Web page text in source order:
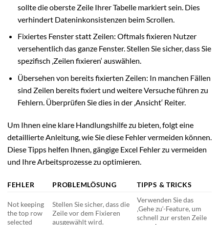
sollte die oberste Zeile Ihrer Tabelle markiert sein. Dies
verhindert Dateninkonsistenzen beim Scrollen.
Fixiertes Fenster statt Zeilen: Oftmals fixieren Nutzer
versehentlich das ganze Fenster. Stellen Sie sicher, dass Sie
spezifisch ‚Zeilen fixieren‘ auswählen.
Übersehen von bereits fixierten Zeilen: In manchen Fällen
sind Zeilen bereits fixiert und weitere Versuche führen zu
Fehlern. Überprüfen Sie dies in der ‚Ansicht‘ Reiter.
Um Ihnen eine klare Handlungshilfe zu bieten, folgt eine
detaillierte Anleitung, wie Sie diese Fehler vermeiden können.
Diese Tipps helfen Ihnen, gängige Excel Fehler zu vermeiden
und Ihre Arbeitsprozesse zu optimieren.
FEHLER PROBLEMLÖSUNG TIPPS & TRICKS
Not keeping
the top row
selected
Stellen Sie sicher, dass die
Zeile vor dem Fixieren
ausgewählt wird.
Verwenden Sie das
‚Gehe zu‘-Feature, um
schnell zur ersten Zeile